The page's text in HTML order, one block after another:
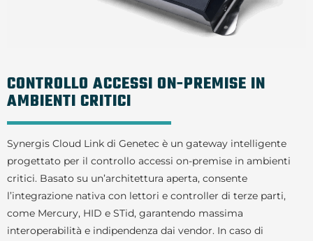
CONTROLLO ACCESSI ON-PREMISE IN
AMBIENTI CRITICI
Synergis Cloud Link di Genetec è un gateway intelligente
progettato per il controllo accessi on-premise in ambienti
critici. Basato su un’architettura aperta, consente
l’integrazione nativa con lettori e controller di terze parti,
come Mercury, HID e STid, garantendo massima
interoperabilità e indipendenza dai vendor. In caso di